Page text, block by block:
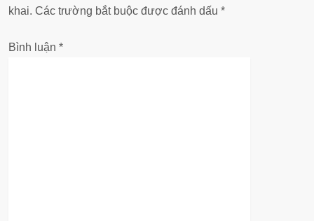
ư
ớ
khai. Các trường bắt buộc được đánh dấu *
Bình luận *